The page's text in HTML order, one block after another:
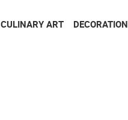
CULINARY ART DECORATION